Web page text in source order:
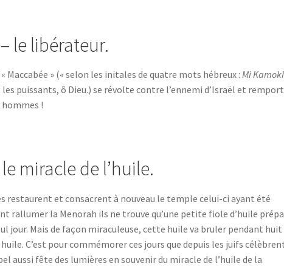
le libérateur.
Maccabée » (« selon les initales de quatre mots hébreux :Mi
puissants, ô Dieu.) se révolte contre l’ennemi d’Israël et
!
miracle de l’huile.
restaurent et consacrent à nouveau le temple celui-ci ayant été
rallumer la Menorah ils ne trouve qu’une petite fiole d’huile
jour. Mais de façon miraculeuse, cette huile va bruler pendant huit
C’est pour commémorer ces jours que depuis les juifs
aussi fête des lumières en souvenir du miracle de l’huile de la